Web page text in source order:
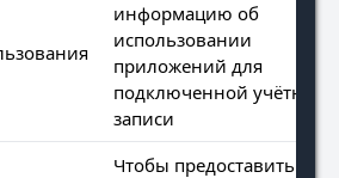
информацию об
использовании
приложений для
подключенной учётной
записи
Чтобы предоставить